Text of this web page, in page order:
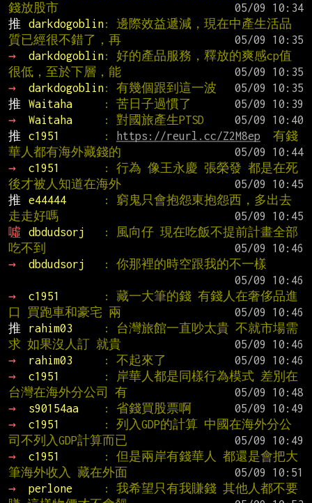
錢放股市
推
darkdogoblin: 邊際效益遞減，現在中產生活品
質已經很不錯了，再
→
darkdogoblin: 好的產品服務，釋放的爽感cp值
很低，至於下層，能
→
darkdogoblin: 有幾個跟到這一波
推
Waitaha : 苦日子過慣了
→
Waitaha : 對國旅產生PTSD
推
c1951 : https://reurl.cc/Z2M8ep
  有錢
華人都有海外藏錢的
→
c1951
: 行為 像王永慶 張榮發 都是在死
後才被人知道在海外
推
e44444
: 窮鬼只會抱怨東抱怨西，多出去
走走好嗎
噓
dbdudsorj
: 風向仔 現在吃飯不提前計畫全部
吃不到
→
dbdudsorj
: 你那裡的時空跟我的不一樣
→
c1951
: 藏一大筆的錢 有錢人在奢侈品進
口 買跑車和豪宅 兩
推
rahim03
: 台灣旅館一直吵太貴 不就市場需
求 如果沒人訂 就貴
→
rahim03 : 不起來了
→
c1951
: 岸華人都是同樣行為模式 差別在
台灣在海外分公司 有
→
s90154aa : 省錢買股票啊
→
c1951
: 列入GDP的計算 中國在海外分公
司不列入GDP計算而已
→
c1951
: 但是兩岸有錢華人 都還是會把大
筆海外收入 藏在外面
→
perlone
: 我希望只有我賺錢 其他人都不要